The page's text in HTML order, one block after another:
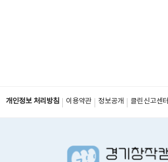
개인정보 처리방침 이용약관 정보공개 클린신고센터